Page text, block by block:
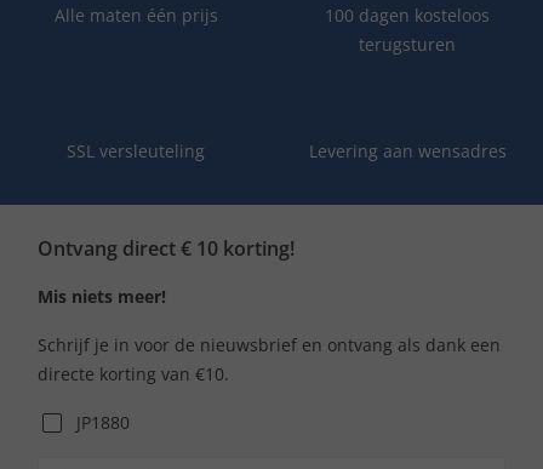
Alle maten één prijs
100 dagen kosteloos
terugsturen
SSL versleuteling Levering aan wensadres
Ontvang direct € 10 korting!
Mis niets meer!
Schrijf je in voor de nieuwsbrief en ontvang als dank een
directe korting van €10.
JP1880